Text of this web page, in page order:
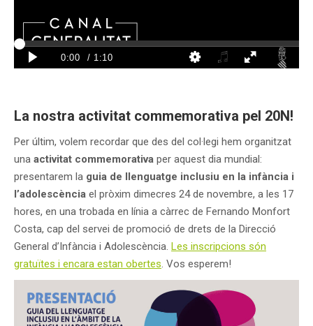
La nostra activitat commemorativa pel 20N!
Per últim, volem recordar que des del col·legi hem organitzat
una activitat commemorativa per aquest dia mundial:
presentarem la guia de llenguatge inclusiu en la infància i
l’adolescència el pròxim dimecres 24 de novembre, a les 17
hores, en una trobada en línia a càrrec de Fernando Monfort
Costa, cap del servei de promoció de drets de la Direcció
General d’Infància i Adolescència. Les inscripcions són
gratuïtes i encara estan obertes. Vos esperem!